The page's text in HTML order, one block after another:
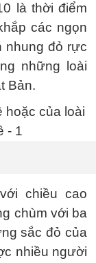
là thời điểm
các ngọn
nhung đỏ rực
những loài
Bản.
chiều cao
chùm với ba
sắc đỏ của
nhiều người